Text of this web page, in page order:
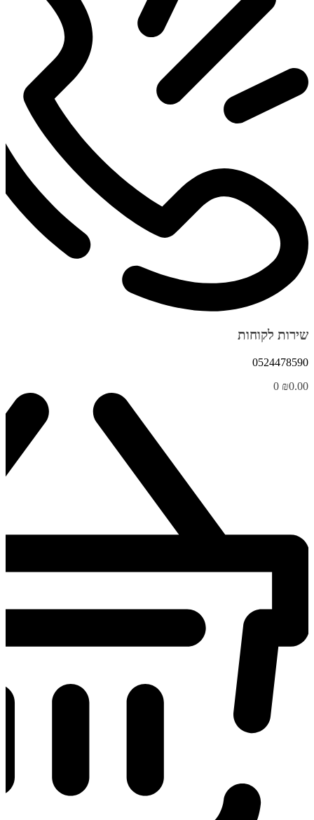
שירות לקוחות
0524478590
₪0.00
0